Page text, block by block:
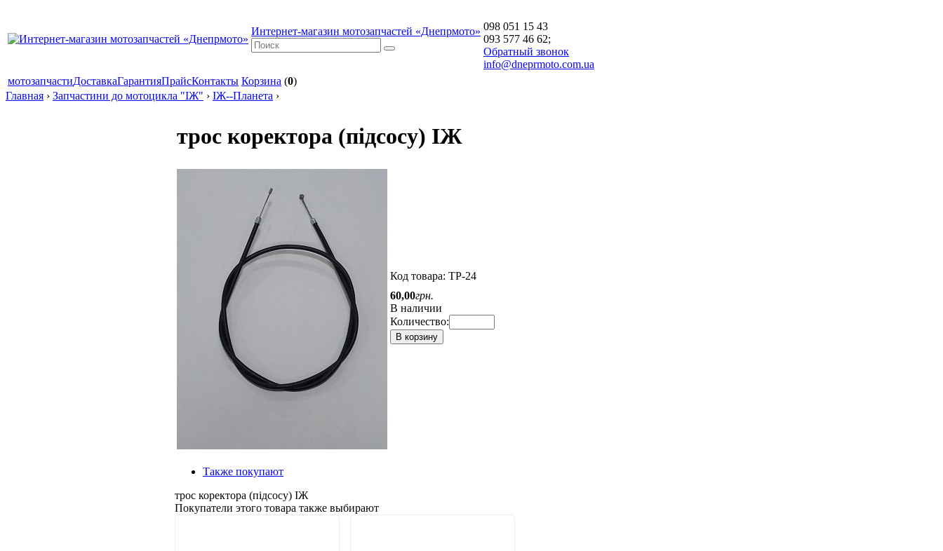
Интернет-магазин мотозапчастей «Днепрмото» 098 051 15 43
093 577 46 62;
Обратный звонок
info@dneprmoto.com.ua
мотозапчастиДоставкаГарантияПрайсКонтакты Корзина (0)
Главная › Запчастини до мотоцикла "ІЖ" › ІЖ--Планета ›
трос коректора (підсосу) ІЖ
Код товара: ТР-24
60,00грн.
В наличии
Количество:
В корзину
Также покупают
трос коректора (підсосу) ІЖ
Покупатели этого товара также выбирают